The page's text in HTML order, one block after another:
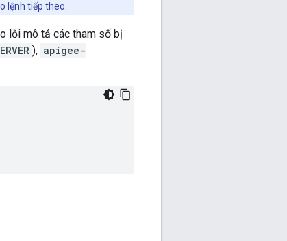
lệnh tiếp theo.
lỗi mô tả các tham số bị
), apigee-